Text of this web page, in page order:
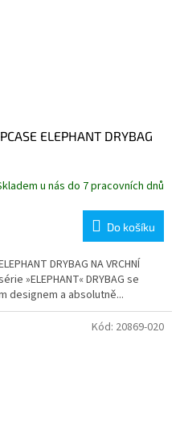
ELEPHANT DRYBAG
u nás do 7 pracovních dnů
Do košíku
DRYBAG NA VRCHNÍ
»ELEPHANT« DRYBAG se
designem a absolutně...
Kód: 20869-020